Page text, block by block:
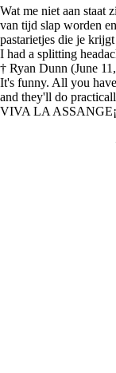
Wat me niet aan staat
van tijd slap worden
pastarietjes die je
I had a splitting
† Ryan Dunn (June
It's funny. All you
and they'll do
VIVA LA ASSANGE¡